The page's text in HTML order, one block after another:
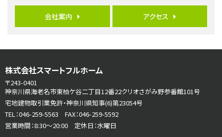
4ＬＤＫ
桜ヶ丘駅
さがみ野駅
歩17分
ご家族が集まるLDKは１７．５帖とゆとりある広さ…
第8位
会社案内 アクセス
株式会社スマートフルホーム
〒243-0401
神奈川県海老名市東柏ケ谷二丁目12番22クリオさがみ野参番館101号
宅地建物取引業免許・神奈川県知事(6)第23054号
TEL：046-259-5563 FAX：046-259-5592
営業時間：8:30～20:00 定休日：水曜日